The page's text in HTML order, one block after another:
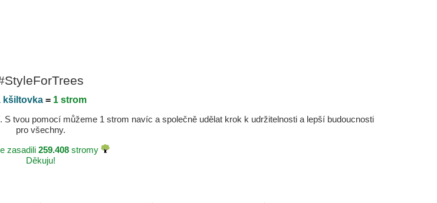
kšiltovka= 1 strom
tvou pomocí můžeme 1 strom navíc a společně udělat krok k udržitelnosti a lepší budoucnosti
pro všechny.
zasadili 259.408stromy
Děkuju!